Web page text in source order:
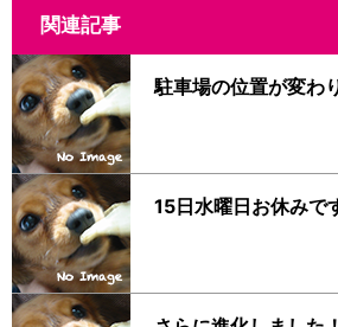
関連記事
駐車場の位置が変わ
15日水曜日お休みで